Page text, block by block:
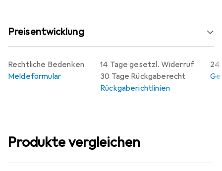
Preisentwicklung
14 Tage gesetzl. Widerruf
30 Tage Rückgaberecht
Rückgaberichtlinien
24
Rechtliche Bedenken
Meldeformular
Produkte vergleichen